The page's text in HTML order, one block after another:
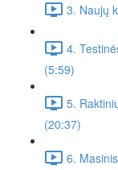
3. Naujų
4.
(5:59)
5.
(20:37)
6.